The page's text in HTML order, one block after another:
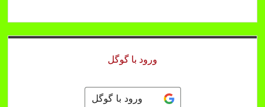
ورود با گوگل
ورود با گوگل